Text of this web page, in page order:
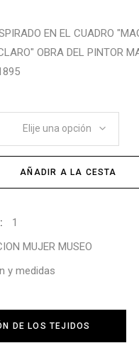
EN EL CUADRO
OBRA DEL PINTOR
Elije una opción
AÑADIR A LA CESTA
1
MUJER MUSEO
y medidas
DE LOS TEJIDOS